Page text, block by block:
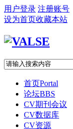
用户登录 注册账号
设为首页收藏本站
首页Portal
论坛BBS
CV期刊会议
CV数据库
CV资源